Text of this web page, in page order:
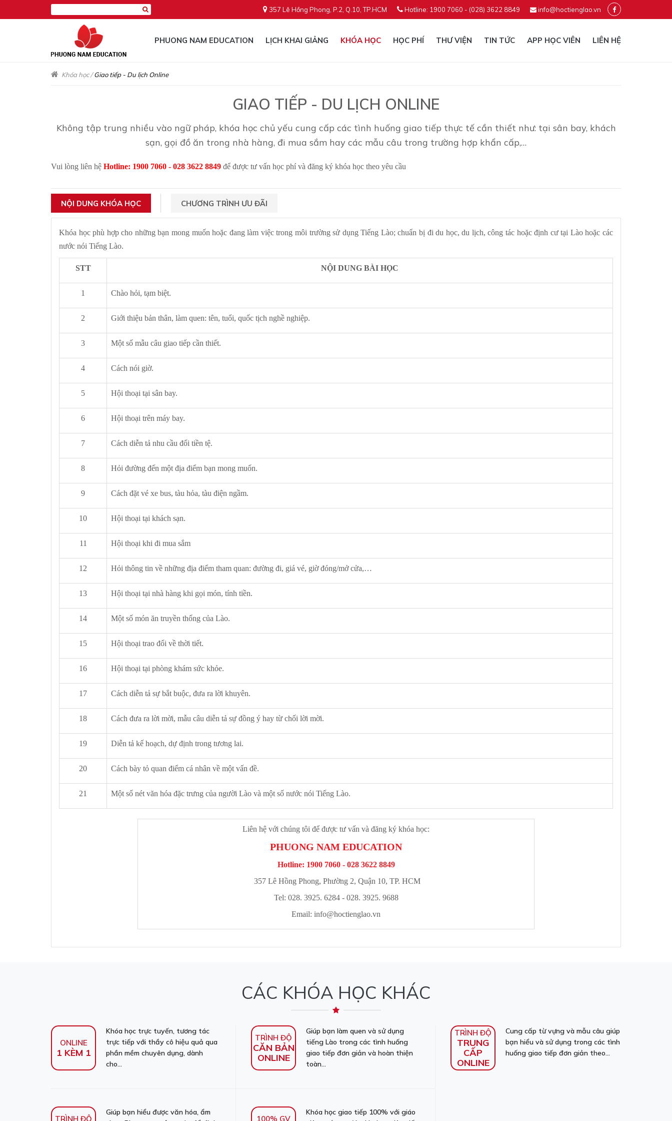
357 Lê Hồng Phong, P.2, Q.10, TP.HCM Hotline: 1900 7060 - (028) 3622 8849 info@hoctienglao.vn
PHUONG NAM EDUCATION LỊCH KHAI GIẢNG KHÓA HỌC HỌC PHÍ THƯ VIỆN TIN TỨC APP HỌC VIÊN LIÊN HỆ
Khóa học/Giao tiếp - Du lịch Online
GIAO TIẾP - DU LỊCH ONLINE
Không tập trung nhiều vào ngữ pháp, khóa học chủ yếu cung cấp các tình huống giao tiếp thực tế cần thiết như: tại sân bay, khách
sạn, gọi đồ ăn trong nhà hàng, đi mua sắm hay các mẫu câu trong trường hợp khẩn cấp,…
Vui lòng liên hệ Hotline: 1900 7060 - 028 3622 8849 để được tư vấn học phí và đăng ký khóa học theo yêu cầu
NỘI DUNG KHÓA HỌC CHƯƠNG TRÌNH ƯU ĐÃI
Khóa học phù hợp cho những bạn mong muốn hoặc đang làm việc trong môi trường sử dụng Tiếng Lào; chuẩn bị đi du học, du lịch, công tác hoặc định cư tại Lào hoặc các
nước nói Tiếng Lào.
STT NỘI DUNG BÀI HỌC
1 Chào hỏi, tạm biệt.
2 Giới thiệu bản thân, làm quen: tên, tuổi, quốc tịch nghề nghiệp.
3 Một số mẫu câu giao tiếp cần thiết.
4 Cách nói giờ.
5 Hội thoại tại sân bay.
6 Hội thoại trên máy bay.
7 Cách diễn tả nhu cầu đổi tiền tệ.
8 Hỏi đường đến một địa điểm bạn mong muốn.
9 Cách đặt vé xe bus, tàu hỏa, tàu điện ngầm.
10 Hội thoại tại khách sạn.
11 Hội thoại khi đi mua sắm
12 Hỏi thông tin về những địa điểm tham quan: đường đi, giá vé, giờ đóng/mở cửa,…
13 Hội thoại tại nhà hàng khi gọi món, tính tiền.
14 Một số món ăn truyền thống của Lào.
15 Hội thoại trao đổi về thời tiết.
16 Hội thoại tại phòng khám sức khỏe.
17 Cách diễn tả sự bắt buộc, đưa ra lời khuyên.
18 Cách đưa ra lời mời, mẫu câu diễn tả sự đồng ý hay từ chối lời mời.
19 Diễn tả kế hoạch, dự định trong tương lai.
20 Cách bày tỏ quan điểm cá nhân về một vấn đề.
21 Một số nét văn hóa đặc trưng của người Lào và một số nước nói Tiếng Lào.
Liên hệ với chúng tôi để được tư vấn và đăng ký khóa học:
PHUONG NAM EDUCATION
Hotline: 1900 7060 - 028 3622 8849
357 Lê Hồng Phong, Phường 2, Quận 10, TP. HCM
Tel: 028. 3925. 6284 - 028. 3925. 9688
Email: info@hoctienglao.vn
CÁC KHÓA HỌC KHÁC
ONLINE
1 KÈM 1
Khóa học trực tuyến, tương tác
trực tiếp với thầy cô hiệu quả qua
phần mềm chuyên dụng, dành
cho...
TRÌNH ĐỘ
CĂN BẢN
ONLINE
Giúp bạn làm quen và sử dụng
tiếng Lào trong các tình huống
giao tiếp đơn giản và hoàn thiện
toàn...
TRÌNH ĐỘ
TRUNG
CẤP
ONLINE
Cung cấp từ vựng và mẫu câu giúp
bạn hiểu và sử dụng trong các tình
huống giao tiếp đơn giản theo...
TRÌNH ĐỘ
Giúp bạn hiểu được văn hóa, ẩm
100% GV
Khóa học giao tiếp 100% với giáo